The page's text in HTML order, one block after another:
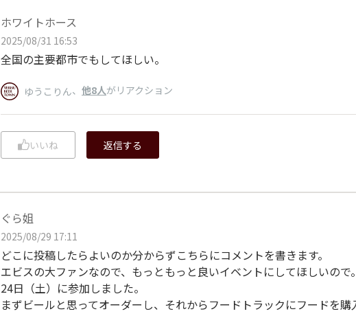
ホワイトホース
2025/08/31 16:53
全国の主要都市でもしてほしい。
ゆうこりん、 他8人がリアクション
いいね 返信する
ぐら姐
2025/08/29 17:11
どこに投稿したらよいのか分からずこちらにコメントを書きます。
エビスの大ファンなので、もっともっと良いイベントにしてほしいので。
24日（土）に参加しました。
まずビールと思ってオーダーし、それからフードトラックにフードを